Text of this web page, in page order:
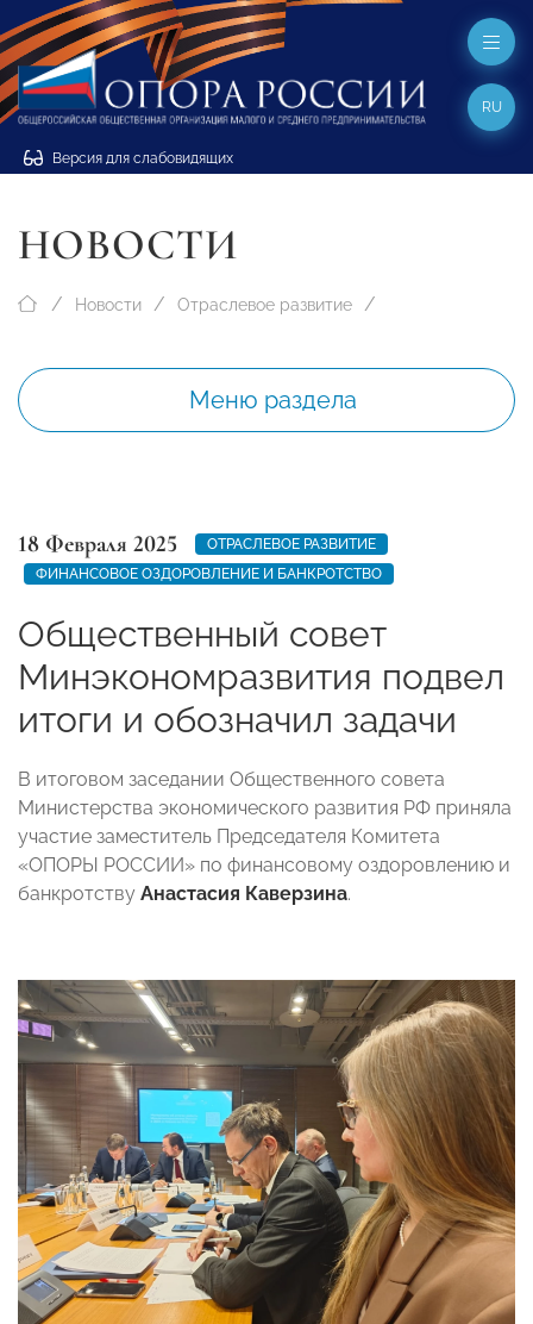
Версия для слабовидящих
RU
НОВОСТИ
Новости Отраслевое развитие
Меню раздела
18 Февраля 2025
ОТРАСЛЕВОЕ РАЗВИТИЕ
ФИНАНСОВОЕ ОЗДОРОВЛЕНИЕ И БАНКРОТСТВО
Общественный совет
Минэкономразвития подвел
итоги и обозначил задачи
В итоговом заседании Общественного совета
Министерства экономического развития РФ приняла
участие заместитель Председателя Комитета
«ОПОРЫ РОССИИ» по финансовому оздоровлению и
банкротству Анастасия Каверзина.